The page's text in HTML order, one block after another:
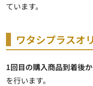
ています。
ワタシプラスオ
1回目の購入商品到着後
を行います。